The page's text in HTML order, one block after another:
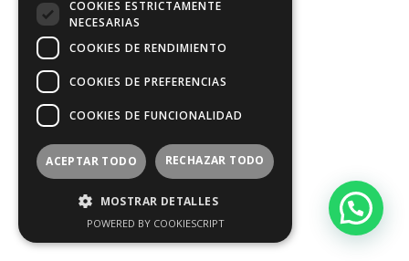
COOKIES ESTRICTAMENTE
NECESARIAS
COOKIES DE RENDIMIENTO
COOKIES DE PREFERENCIAS
COOKIES DE FUNCIONALIDAD
ACEPTAR TODO RECHAZAR TODO
MOSTRAR DETALLES
POWERED BY COOKIESCRIPT